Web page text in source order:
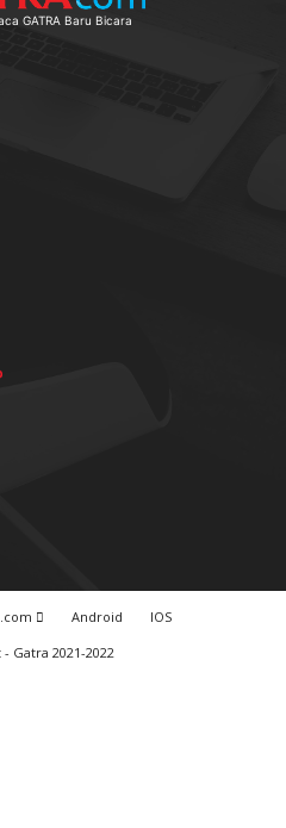
GATRA Baru Bicara
Android
IOS
Gatra 2021-2022